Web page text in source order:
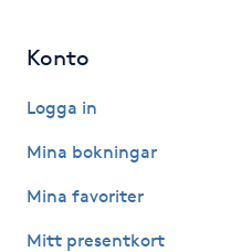
Kemisk peeling
Keratinbehandling
Konto
Logga in
Mina bokningar
Mina favoriter
Mitt presentkort